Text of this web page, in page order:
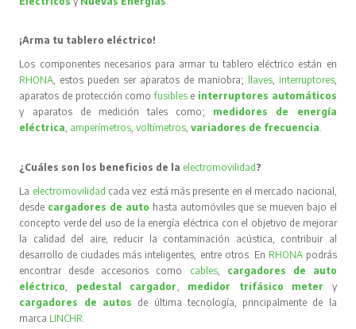
¡Arma tu tablero eléctrico!
Los componentes necesarios para armar tu tablero eléctrico están en
RHONA, estos pueden ser aparatos de maniobra; llaves, interruptores,
aparatos de protección comofusibles e interruptores automáticos
y aparatos de medición tales como; medidores de energía
eléctrica, amperímetros,voltímetros,variadores de frecuencia.
¿Cuáles son los beneficios de la electromovilidad ?
La electromovilidad cada vez está más presente en el mercado nacional,
desde cargadores de auto hasta automóviles que se mueven bajo el
concepto verde del uso de la energía eléctrica con el objetivo de mejorar
la calidad del aire, reducir la contaminación acústica, contribuir al
desarrollo de ciudades más inteligentes, entre otros. En RHONA podrás
encontrar desde accesorios como cables, cargadores de auto
eléctrico, pedestal cargador, medidor trifásico meter
y
cargadores de autos de última tecnología, principalmente de la
marca LINCHR.